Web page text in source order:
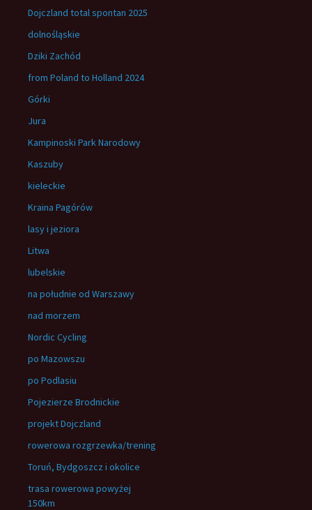
Dojczland total spontan 2025
dolnośląskie
Dziki Zachód
from Poland to Holland 2024
Górki
Jura
Kampinoski Park Narodowy
Kaszuby
kieleckie
Kraina Pagórów
lasy i jeziora
Litwa
lubelskie
na południe od Warszawy
nad morzem
Nordic Cycling
po Mazowszu
po Podlasiu
Pojezierze Brodnickie
projekt Dojczland
rowerowa rozgrzewka/trening
Toruń, Bydgoszcz i okolice
trasa rowerowa powyżej
150km